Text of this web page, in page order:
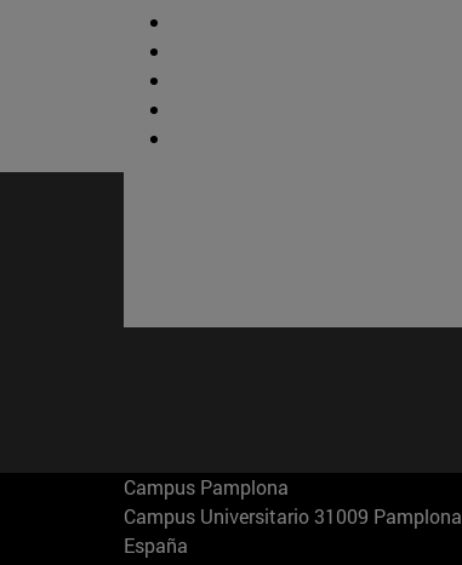
Campus Pamplona
Campus Universitario 31009 Pamplona
España